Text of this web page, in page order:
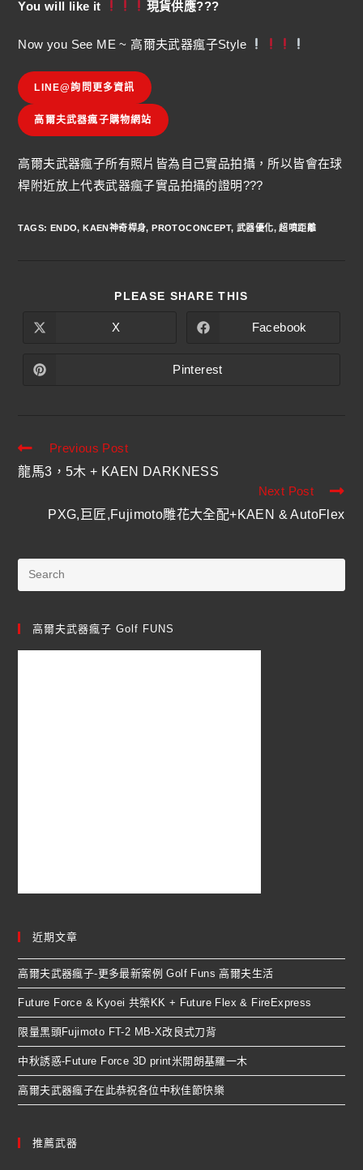
You will like it 現貨供應???
Now you See ME ~ 高爾夫武器瘋子Style
LINE@詢問更多資訊
高爾夫武器瘋子購物網站
高爾夫武器瘋子所有照片皆為自己實品拍攝，所以皆會在球
桿附近放上代表武器瘋子實品拍攝的證明???
TAGS: ENDO, KAEN神奇桿身, PROTOCONCEPT, 武器優化, 超噴距離
PLEASE SHARE THIS
X Facebook
Pinterest
Previous Post
龍馬3，5木 + KAEN DARKNESS
Next Post
PXG,巨匠,Fujimoto雕花大全配+KAEN & AutoFlex
高爾夫武器瘋子 Golf FUNS
近期文章
高爾夫武器瘋子-更多最新案例 Golf Funs 高爾夫生活
Future Force & Kyoei 共榮KK + Future Flex & FireExpress
限量黑頭Fujimoto FT-2 MB-X改良式刀背
中秋誘惑-Future Force 3D print米開朗基羅一木
高爾夫武器瘋子在此恭祝各位中秋佳節快樂
推薦武器